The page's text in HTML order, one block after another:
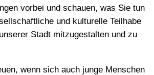
vorbei und schauen, was Sie tun
und kulturelle Teilhabe
Stadt mitzugestalten und zu
wenn sich auch junge Menschen